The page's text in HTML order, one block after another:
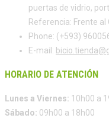
puertas de vidrio,
Referencia: Frente al
Phone: (+593)
E-mail:
HORARIO DE ATENCIÓN
Lunes a Viernes: 10h00 a
Sábado: 09h00 a 18h00